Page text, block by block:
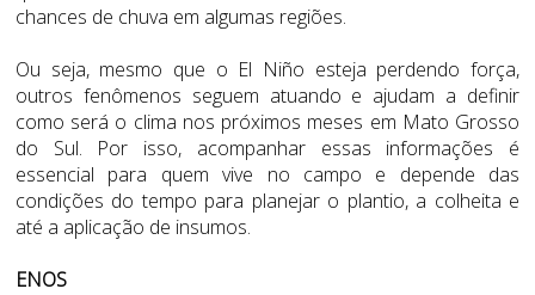
chances de chuva em algumas regiões.
Ou seja, mesmo que o El Niño esteja perdendo força,
outros fenômenos seguem atuando e ajudam a definir
como será o clima nos próximos meses em Mato Grosso
do Sul. Por isso, acompanhar essas informações é
essencial para quem vive no campo e depende das
condições do tempo para planejar o plantio, a colheita e
até a aplicação de insumos.
ENOS